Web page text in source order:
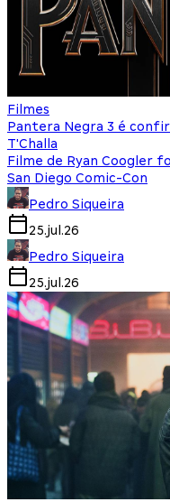
Filmes
Pantera Negra 3 é
T'Challa
Filme de Ryan Coogler
San Diego Comic-Con
Pedro Siqueira
25.jul.26
Pedro Siqueira
25.jul.26